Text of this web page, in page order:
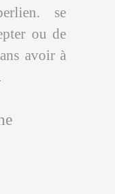
se
ou de
avoir à